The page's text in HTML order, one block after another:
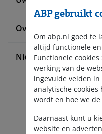
Over ABP
Nieuws en pers
ABP gebruikt
Om abp.nl goed te
altijd functionele
Functionele
werking van de
ingevulde velden
analytische
wordt en hoe we
Daarnaast kunt u
website en